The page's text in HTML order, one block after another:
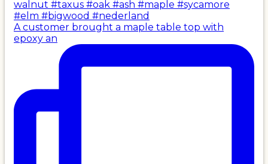
A customer brought a maple table top with
epoxy an